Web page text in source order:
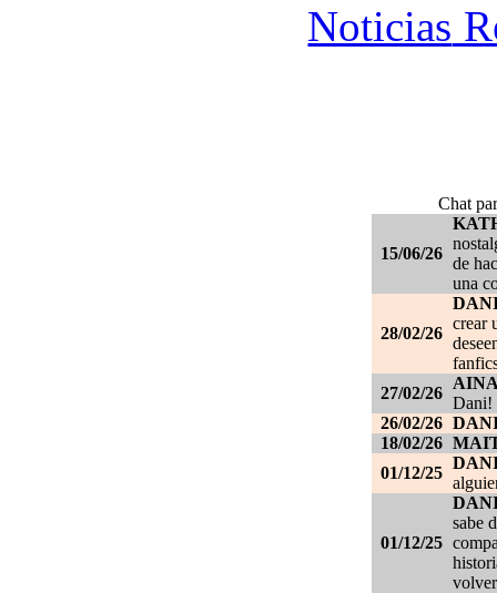
Chat
15/06/26
de
una
28/02/26
crear
27/02/26
Dani!
26/02/26
18/02/26
01/12/25
01/12/25
sabe